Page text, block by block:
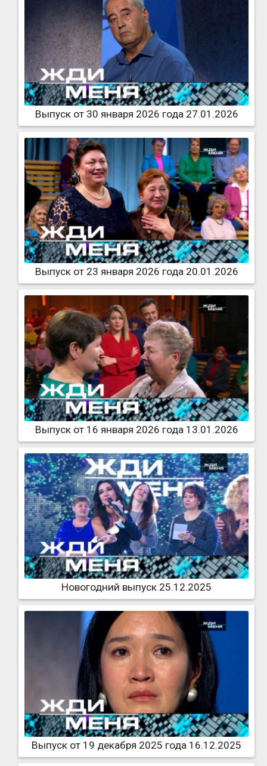
Выпуск от 30 января 2026 года 27.01.2026
Выпуск от 23 января 2026 года 20.01.2026
Выпуск от 16 января 2026 года 13.01.2026
Новогодний выпуск 25.12.2025
Выпуск от 19 декабря 2025 года 16.12.2025